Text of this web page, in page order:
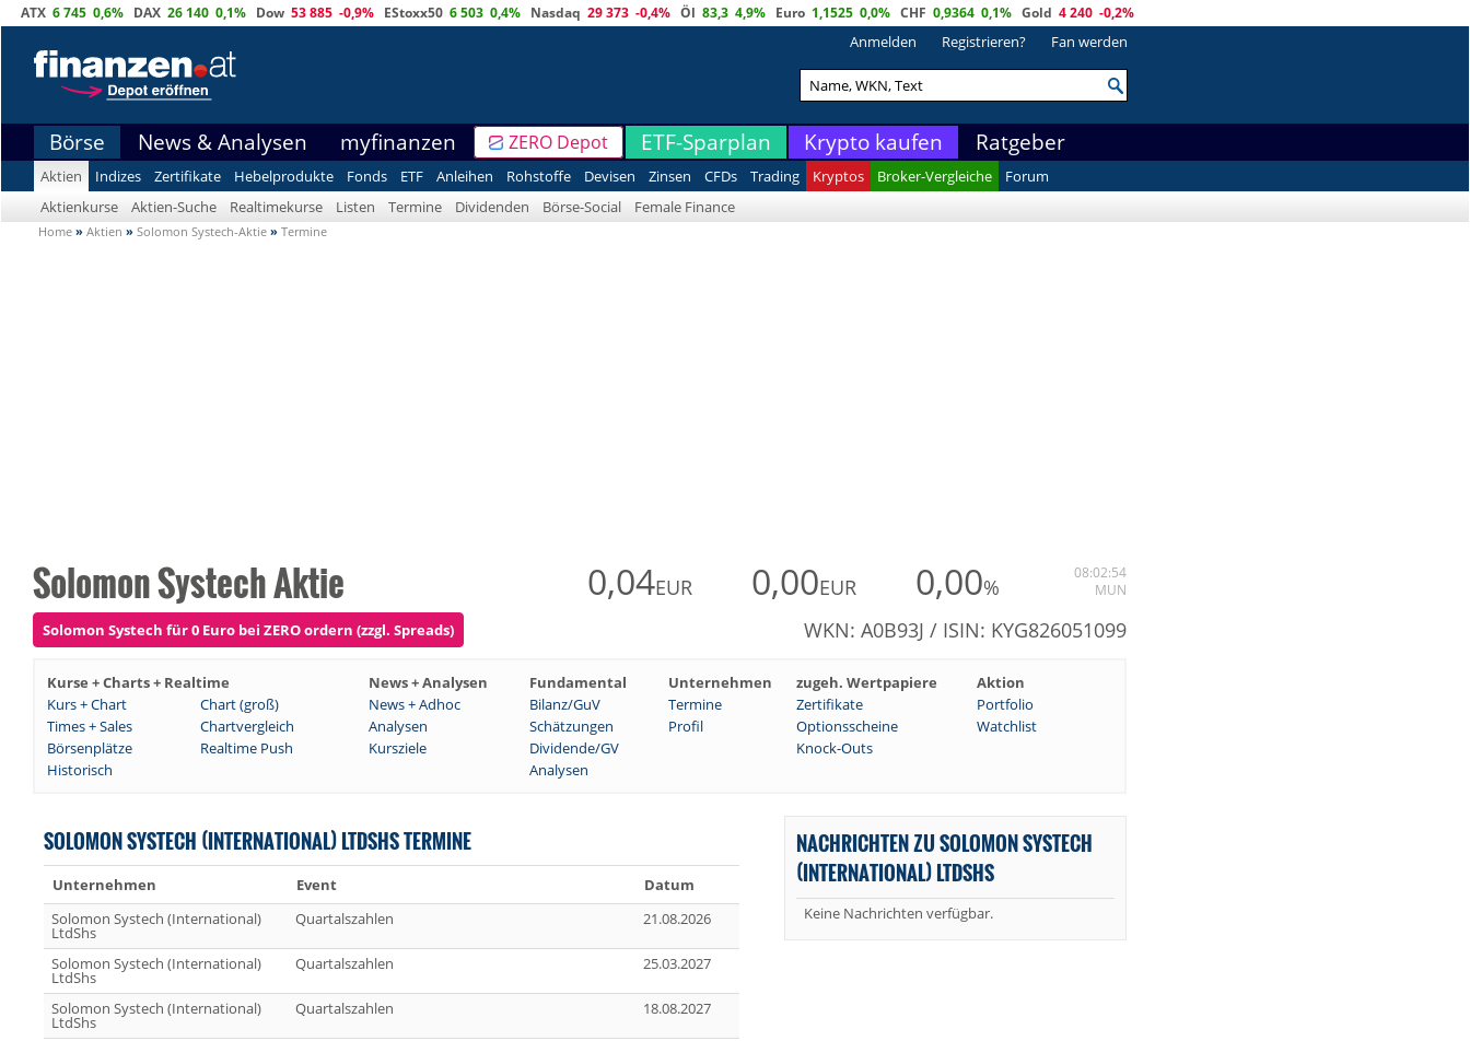
ATX 6 745 0,6% DAX 26 140 0,1% Dow 53 885 -0,9% EStoxx50 6 503 0,4% Nasdaq 29 373 -0,4% Öl 83,3 4,9% Euro 1,1525 0,0% CHF 0,9364 0,1% Gold 4 240 -0,2%
Anmelden Registrieren? Fan werden
Börse News & Analysen myfinanzen ZERO Depot ETF-Sparplan Krypto kaufen Ratgeber
Aktien Indizes Zertifikate Hebelprodukte Fonds ETF Anleihen Rohstoffe Devisen Zinsen CFDs Trading Kryptos Broker-Vergleiche
Forum
Aktienkurse
Aktien-Suche Realtimekurse Listen Termine Dividenden Börse-Social Female Finance
Home » Aktien » Solomon Systech-Aktie » Termine
Solomon Systech Aktie 0,04EUR 0,00EUR 0,00%
08:02:54
MUN
Solomon Systech für 0 Euro bei ZERO ordern (zzgl. Spreads) WKN: A0B93J / ISIN: KYG826051099
Kurse + Charts + Realtime News + Analysen Fundamental Unternehmen zugeh. Wertpapiere
Aktion
Kurs + Chart
Chart (groß) News + Adhoc Bilanz/GuV Termine Zertifikate
Portfolio
Times + Sales
Chartvergleich Analysen Schätzungen Profil Optionsscheine
Watchlist
Börsenplätze
Realtime Push Kursziele Dividende/GV
Knock-Outs
Historisch
Analysen
SOLOMON SYSTECH (INTERNATIONAL) LTDSHS TERMINE
Unternehmen Event
Datum
Solomon Systech (International)
LtdShs
Quartalszahlen 21.08.2026
Solomon Systech (International)
LtdShs
Quartalszahlen 25.03.2027
Solomon Systech (International)
LtdShs
Quartalszahlen 18.08.2027
NACHRICHTEN ZU SOLOMON SYSTECH
(INTERNATIONAL) LTDSHS
Keine Nachrichten verfügbar.